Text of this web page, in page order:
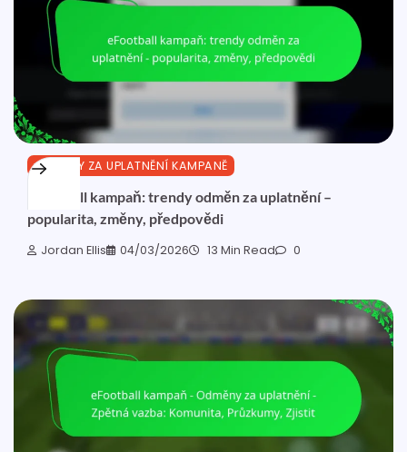
ODMĚNY ZA UPLATNĚNÍ KAMPANĚ
eFootball kampaň: trendy odměn za uplatnění –
popularita, změny, předpovědi
Jordan Ellis 04/03/2026 13 Min Read 0